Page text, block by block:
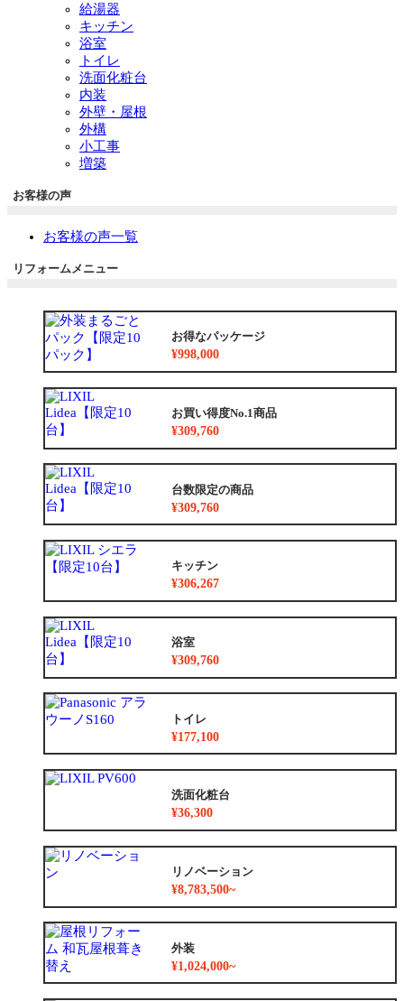
給湯器
キッチン
浴室
トイレ
洗面化粧台
内装
外壁・屋根
外構
小工事
増築
お客様の声
お客様の声一覧
リフォームメニュー
お得なパッケージ
¥998,000
お買い得度No.1商品
¥309,760
台数限定の商品
¥309,760
キッチン
¥306,267
浴室
¥309,760
トイレ
¥177,100
洗面化粧台
¥36,300
リノベーション
¥8,783,500~
外装
¥1,024,000~